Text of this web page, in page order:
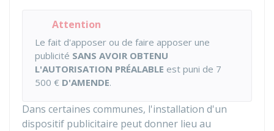
Attention
Le fait d'apposer ou de faire apposer une
publicité SANS AVOIR OBTENU
L'AUTORISATION PRÉALABLE est puni de 7
500 € D'AMENDE.
Dans certaines communes, l'installation d'un
dispositif publicitaire peut donner lieu au